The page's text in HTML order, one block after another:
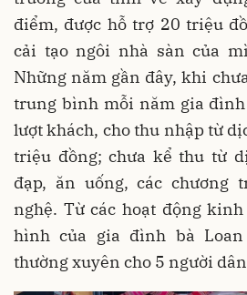
điểm, được hỗ trợ 20 triệu
cải tạo ngôi nhà sàn của
Những năm gần đây, khi
trung bình mỗi năm gia
lượt khách, cho thu nhập từ
triệu đồng; chưa kể thu từ
đạp, ăn uống, các chương
nghệ. Từ các hoạt động
hình của gia đình bà
thường xuyên cho 5 người